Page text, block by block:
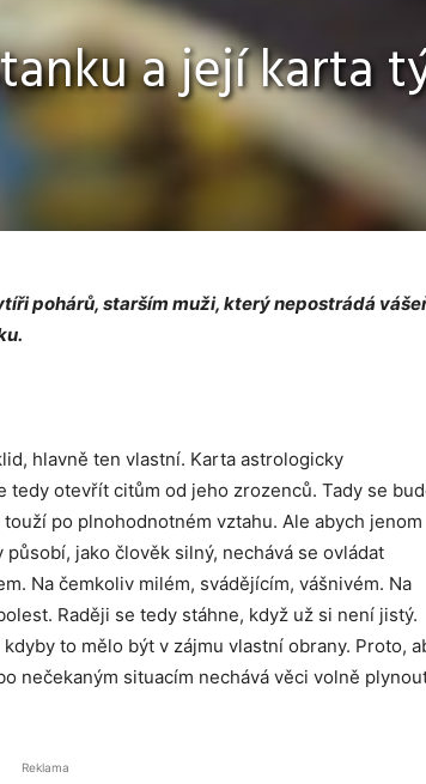
a její karta
pohárů, starším muži, který nepostrádá
hlavně ten vlastní. Karta astrologicky
tedy otevřít citům od jeho zrozenců. Tady se
po plnohodnotném vztahu. Ale abych jenom
jako člověk silný, nechává se ovládat
Na čemkoliv milém, svádějícím, vášnivém. Na
Raději se tedy stáhne, když už si není jistý.
to mělo být v zájmu vlastní obrany. Proto,
nečekaným situacím nechává věci volně
Reklama